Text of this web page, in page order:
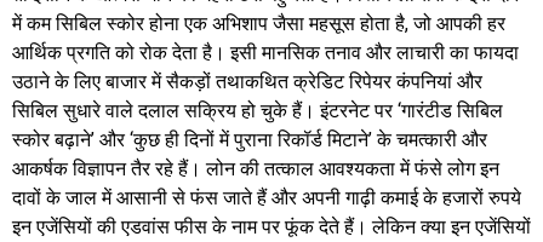
में कम सिबिल स्कोर होना एक अभिशाप जैसा महसूस होता है, जो आपकी हर
आर्थिक प्रगति को रोक देता है। इसी मानसिक तनाव और लाचारी का फायदा
उठाने के लिए बाजार में सैकड़ों तथाकथित क्रेडिट रिपेयर कंपनियां और
सिबिल सुधारे वाले दलाल सक्रिय हो चुके हैं। इंटरनेट पर ‘गारंटीड सिबिल
स्कोर बढ़ाने’ और ‘कुछ ही दिनों में पुराना रिकॉर्ड मिटाने’ के चमत्कारी और
आकर्षक विज्ञापन तैर रहे हैं। लोन की तत्काल आवश्यकता में फंसे लोग इन
दावों के जाल में आसानी से फंस जाते हैं और अपनी गाढ़ी कमाई के हजारों रुपये
इन एजेंसियों की एडवांस फीस के नाम पर फूंक देते हैं। लेकिन क्या इन एजेंसियों